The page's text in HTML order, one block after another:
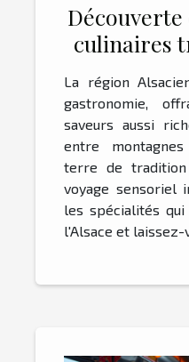
Découverte
culinaires
en
La région
gastronomie,
saveurs aussi
entre
terre de
voyage sensoriel
les spécialités
l'Alsace et laissez-